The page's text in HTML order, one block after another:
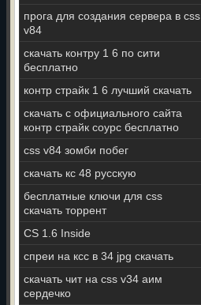
прога для создания сервера в css
v84
скачать контру 1 6 по сити
бесплатно
контр страйк 1 6 лучший скачать
скачать с официального сайта
контр страйк соурс бесплатно
css v84 зомби побег
скачать кс 48 русскую
бесплатные ключи для css
скачать торрент
CS 1.6 Inside
спреи на ксс в 34 jpg скачать
скачать чит на css v34 аим
сердечко